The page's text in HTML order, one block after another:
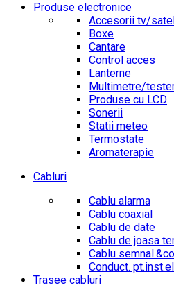
Produse electronice
Accesorii tv/
Boxe
Cantare
Control acces
Lanterne
Multimetre/
Produse cu LCD
Sonerii
Statii meteo
Termostate
Aromaterapie
Cabluri
Cablu alarma
Cablu coaxial
Cablu de date
Cablu de joasa
Cablu
Conduct.
Trasee cabluri